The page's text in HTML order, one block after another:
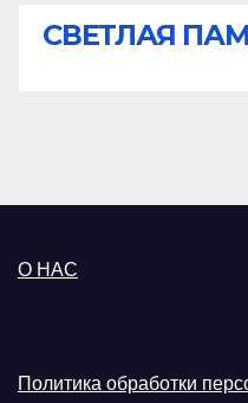
СВЕТЛАЯ
О НАС
Политика обработки